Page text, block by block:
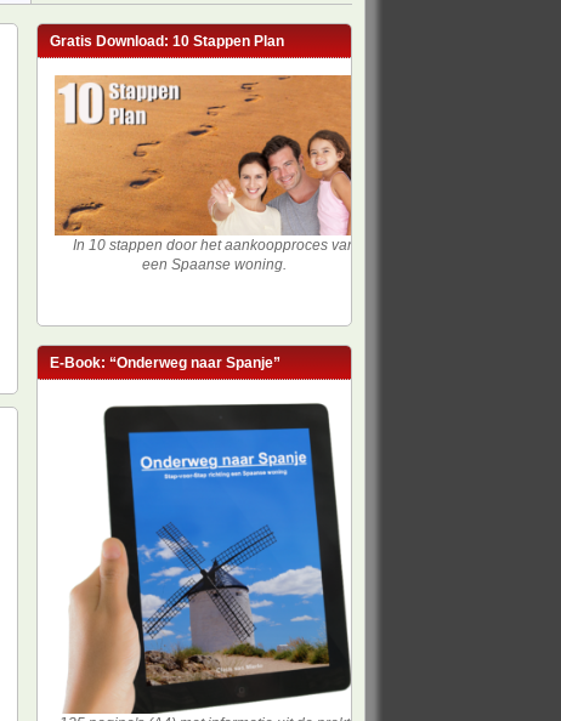
Gratis Download: 10 Stappen Plan
In 10 stappen door het aankoopproces van
een Spaanse woning.
E-Book: “Onderweg naar Spanje”